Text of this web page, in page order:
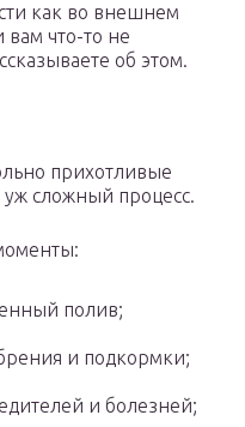
как во внешнем
вам что-то не
об этом.
прихотливые
сложный процесс.
полив;
и подкормки;
и болезней;